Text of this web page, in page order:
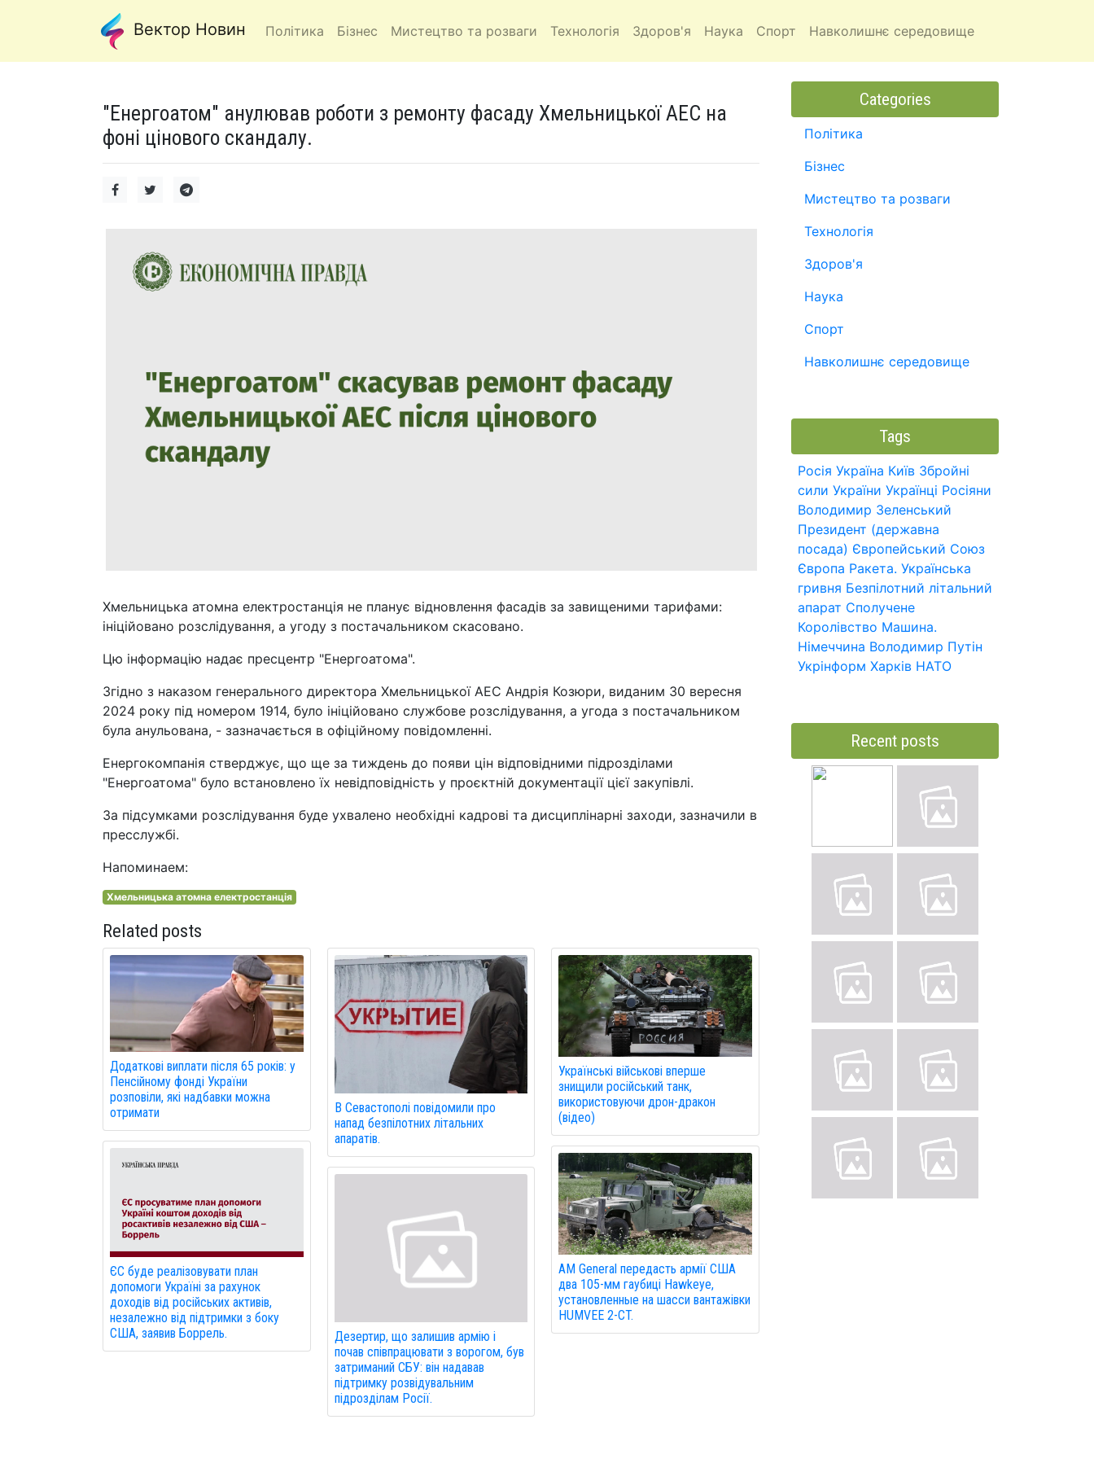
Вектор Новин Політика Бізнес Мистецтво та розваги Технологія Здоров'я Наука Спорт Навколишнє середовище
"Енергоатом" анулював роботи з ремонту фасаду Хмельницької АЕС на
фоні цінового скандалу.
Хмельницька атомна електростанція не планує відновлення фасадів за завищеними тарифами:
ініційовано розслідування, а угоду з постачальником скасовано.
Цю інформацію надає пресцентр "Енергоатома".
Згідно з наказом генерального директора Хмельницької АЕС Андрія Козюри, виданим 30 вересня
2024 року під номером 1914, було ініційовано службове розслідування, а угода з постачальником
була анульована, - зазначається в офіційному повідомленні.
Енергокомпанія стверджує, що ще за тиждень до появи цін відповідними підрозділами
"Енергоатома" було встановлено їх невідповідність у проєктній документації цієї закупівлі.
За підсумками розслідування буде ухвалено необхідні кадрові та дисциплінарні заходи, зазначили в
пресслужбі.
Напоминаем:
Хмельницька атомна електростанція
Related posts
Додаткові виплати після 65 років: у
Пенсійному фонді України
розповіли, які надбавки можна
отримати
ЄС буде реалізовувати план
допомоги Україні за рахунок
доходів від російських активів,
незалежно від підтримки з боку
США, заявив Боррель.
В Севастополі повідомили про
напад безпілотних літальних
апаратів.
Дезертир, що залишив армію і
почав співпрацювати з ворогом, був
затриманий СБУ: він надавав
підтримку розвідувальним
підрозділам Росії.
Українські військові вперше
знищили російський танк,
використовуючи дрон-дракон
(відео)
AM General передасть армії США
два 105-мм гаубиці Hawkeye,
установленные на шасси вантажівки
HUMVEE 2-CT.
Categories
Політика
Бізнес
Мистецтво та розваги
Технологія
Здоров'я
Наука
Спорт
Навколишнє середовище
Tags
Росія Україна Київ Збройні
сили України Українці Росіяни
Володимир Зеленський
Президент (державна
посада) Європейський Союз
Європа Ракета. Українська
гривня Безпілотний літальний
апарат Сполучене
Королівство Машина.
Німеччина Володимир Путін
Укрінформ Харків НАТО
Recent posts